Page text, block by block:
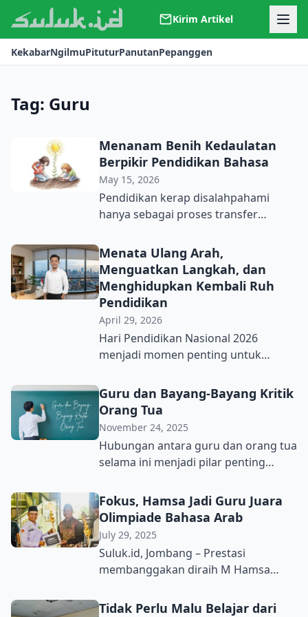
Kirim Artikel
Kerjasama
Kontak
KekabarNgilmuPituturPanutanPepanggen
Tag: Guru
Menanam Benih Kedaulatan
Berpikir Pendidikan Bahasa
May 15, 2026
Pendidikan kerap disalahpahami
hanya sebagai proses transfer
seolah-olah pikiran adalah wadah
kosong yang perlu diisi. Pemahaman
ini tidak hanya naif tetapi juga
berbahaya. Bahkan Paulo Freire
dalam Pedagogy of the Oppressed
menolak pandangan “banking model
of education” tersebut. Ia memahami
inti dari pendidikan sebenarnya tidak
mengembangkan […]
Menata Ulang Arah,
Menguatkan Langkah, dan
Menghidupkan Kembali Ruh
Pendidikan
April 29, 2026
Hari Pendidikan Nasional 2026
menjadi momen penting untuk
pendidikan Indonesia di tengah
perubahan zaman yang semakin
cepat. Perkembangan teknologi,
dinamika sosial, dan kebutuhan
kompetensi masa depan menuntut
pendidikan tidak lagi berjalan seperti
menyampaikan materi, tetapi ruang
untuk membentuk karakter,
menumbuhkan kreativitas, dan
mengembangkan kemampuan
berpikir kritis. Namun, […]
Guru dan Bayang-Bayang Kritik
Orang Tua
November 24, 2025
Hubungan antara guru dan orang tua
selama ini menjadi pilar penting
beberapa tahun terakhir, pilar tesebut
tampak bergeser. Diberbagai ruang
digital, mulai dari grup WhatsApp
hingga media sosial lainnya, orang
tua semakin sering tampil sebagai
komentator yang aktif mengkritik
pembelajaran, bahkan keputusan
Fokus, Hamsa Jadi Guru Juara
Olimpiade Bahasa Arab
July 29, 2025
Suluk.id, Jombang – Prestasi
membanggakan diraih M Hamsa
Arab di Madrasah Aliyah Salafiyah
Tidak Perlu Malu Belajar dari